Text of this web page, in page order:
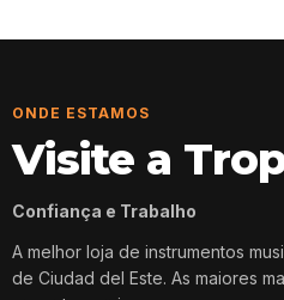
ONDE ESTAMOS
Visite a
Confiança e Trabalho
A melhor loja de instrumentos
de Ciudad del Este. As maiores